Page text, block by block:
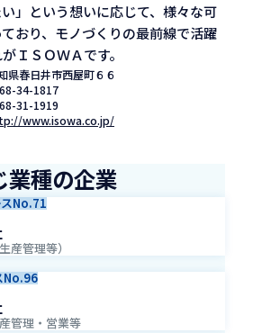
い」という想いに応じて、様々な可
おり、モノづくりの最前線で活躍
ＩＳＯＷＡです。
県春日井市西屋町６６
34-1817
31-1919
www.isowa.co.jp/
業種の企業
No.71
産管理等）
No.96
管理・営業等